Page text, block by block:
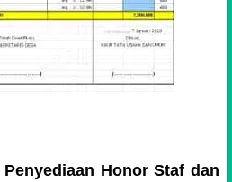
Honor Staf dan